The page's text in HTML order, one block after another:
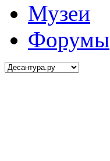
Музеи
Форумы